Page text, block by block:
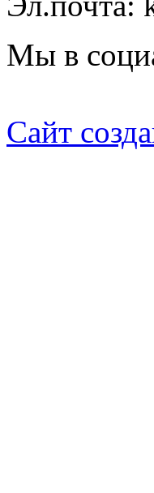
Мы в
Сайт